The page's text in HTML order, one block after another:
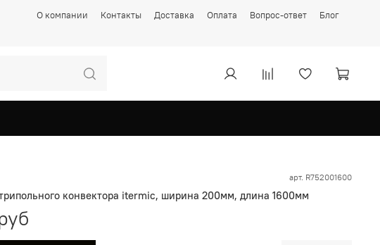
О компании Контакты Доставка Оплата Вопрос-ответ Блог
арт. R752001600
конвектора itermic, ширина 200мм, длина 1600мм